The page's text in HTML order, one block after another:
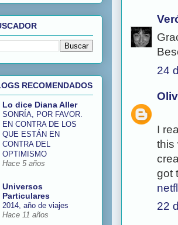
24
I
this
got
22
RECOMENDADOS
Lo dice Diana Aller
SONRÍA, POR FAVOR.
EN CONTRA DE LOS
QUE ESTÁN EN
CONTRA DEL
OPTIMISMO
Hace 5 años
Universos
Particulares
2014, año de viajes
Hace 11 años